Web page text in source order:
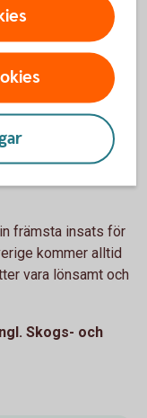
motståndskraften i
se över hur du
till exempel
och batterilagring,
eller
eller
att investera i
främsta insats för
kommer alltid
vara lönsamt och
Skogs- och